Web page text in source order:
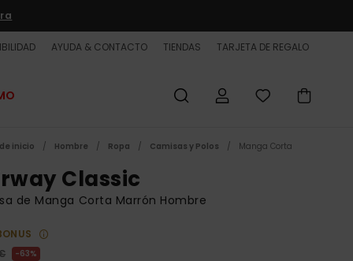
AYUDA & CONTACTO TIENDAS TARJETA DE REGALO
inicio Hombre Ropa Camisas y Polos Manga Corta
Classic
de Manga Corta Marrón Hombre
63%